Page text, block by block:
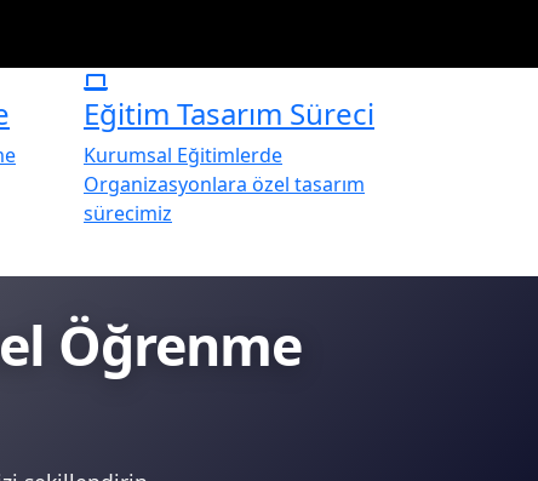
Eğitim Tasarım Süreci
Kurumsal Eğitimlerde
Organizasyonlara özel tasarım
sürecimiz
Öğrenme